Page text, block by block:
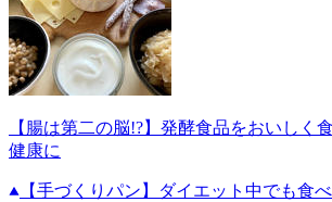
【腸は第二の脳!?】発酵食品をおいしく
健康に
【手づくりパン】ダイエット中でも食